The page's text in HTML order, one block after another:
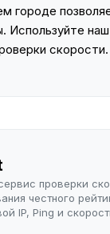
городе
Используйте
скорости.
проверки
честного
IP, Ping и